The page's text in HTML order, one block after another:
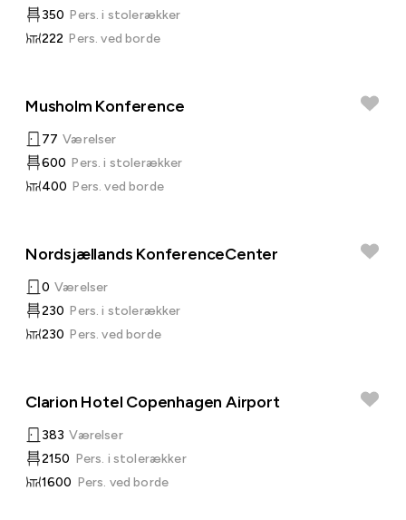
350 Pers. i stolerækker
222 Pers. ved borde
Musholm Konference
77 Værelser
600 Pers. i stolerækker
400 Pers. ved borde
Nordsjællands KonferenceCenter
0 Værelser
230 Pers. i stolerækker
230 Pers. ved borde
Clarion Hotel Copenhagen Airport
383 Værelser
2150 Pers. i stolerækker
1600 Pers. ved borde